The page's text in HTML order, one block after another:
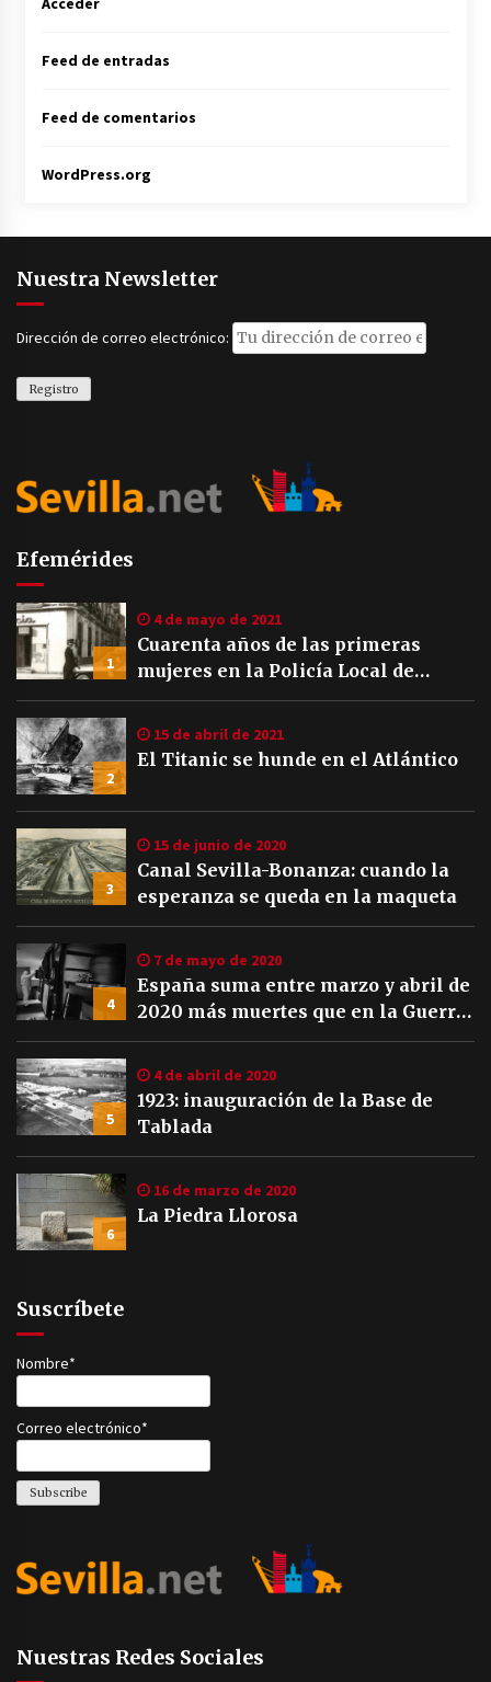
Feed de entradas
Feed de comentarios
WordPress.org
Nuestra Newsletter
Dirección de correo electrónico:
Efemérides
1
4 de mayo de 2021
Cuarenta años de las primeras
mujeres en la Policía Local de
Sevilla
2
15 de abril de 2021
El Titanic se hunde en el Atlántico
3
15 de junio de 2020
Canal Sevilla-Bonanza: cuando la
esperanza se queda en la maqueta
4
7 de mayo de 2020
España suma entre marzo y abril de
2020 más muertes que en la Guerra
Civil
5
4 de abril de 2020
1923: inauguración de la Base de
Tablada
6
16 de marzo de 2020
La Piedra Llorosa
Suscríbete
Nombre*
Correo electrónico*
Nuestras Redes Sociales